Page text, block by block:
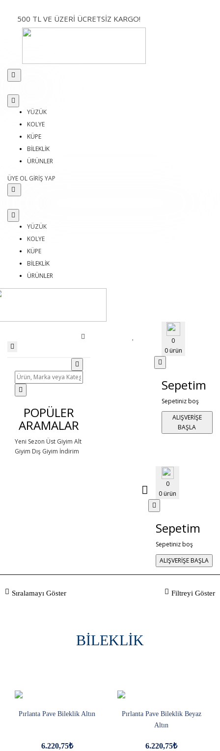
500 TL VE ÜZERİ ÜCRETSİZ KARGO!
YÜZÜK
KOLYE
KÜPE
BİLEKLİK
ÜRÜNLER
ÜYE OL GİRİŞ YAP
YÜZÜK
KOLYE
KÜPE
BİLEKLİK
ÜRÜNLER
POPÜLER
ARAMALAR
Yeni Sezon Üst Giyim Alt
Giyim Dış Giyim İndirim
0
0 ürün
Sepetim
Sepetiniz boş
ALIŞVERİŞE
BAŞLA
0
0 ürün
Sepetim
Sepetiniz boş
ALIŞVERİŞE BAŞLA
Filtreyi Göster
Sıralamayı Göster
BİLEKLİK
Pırlanta Pave Bileklik Altın
6.220,75₺
Pırlanta Pave Bileklik Beyaz
Altın
6.220,75₺